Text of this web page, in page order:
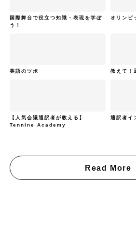
国際舞台で役立つ知識・表現を学ぼ
う！
オリンピ
英語のツボ 教えて！
【人気会議通訳者が教える】
Tennine Academy
通訳者イ
Read More